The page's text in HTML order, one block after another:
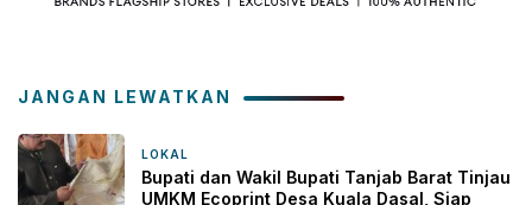
JANGAN LEWATKAN
LOKAL
Bupati dan Wakil Bupati Tanjab Barat Tinjau
UMKM Ecoprint Desa Kuala Dasal, Siap